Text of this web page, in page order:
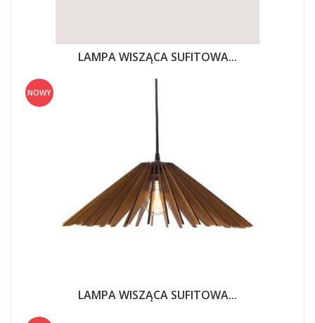
LAMPA WISZĄCA SUFITOWA...
LAMPA WISZĄCA SUFITOWA...
NOWY